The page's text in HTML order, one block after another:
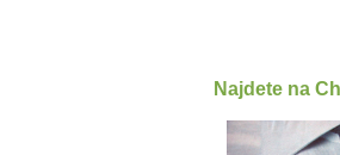
Najdete na